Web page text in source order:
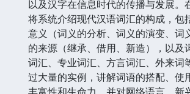
以及汉字在信息时代的传播与发展。
将系统介绍现代汉语词汇的构成，包
意义（词义的分析、词义的演变、词
的来源（继承、借用、新造），以及
词汇、专业词汇、方言词汇、外来词
过大量的实例，讲解词语的搭配、使